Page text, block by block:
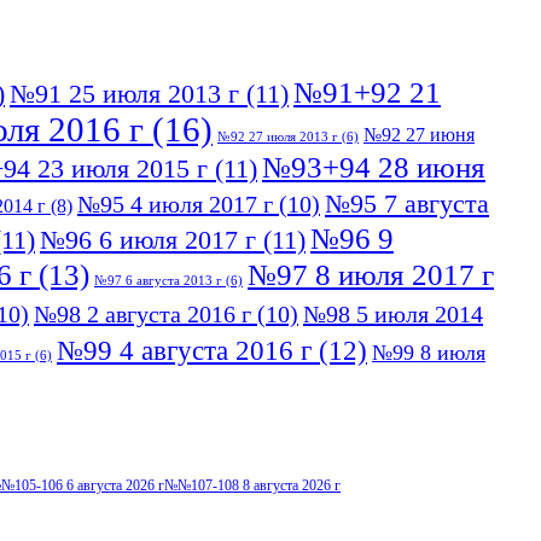
№91 25 июля 2013 г (11)№91+92 21
2016 г (16) №92 27 июля 2013 г (6) №92 27 июня
23 июля 2015 г (11)№93+94 28 июня
г (8) №95 4 июля 2017 г (10) №95 7 августа
№96 6 июля 2017 г (11)№96 9
г (13) №97 6 августа 2013 г (6) №97 8 июля 2017 г
№98 2 августа 2016 г (10) №98 5 июля 2014
г (6) №99 4 августа 2016 г (12) №99 8 июля
106 6 августа 2026 г№№107-108 8 августа 2026 г